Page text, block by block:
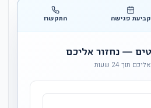
קביעת פגישה התקשרו
— נחזור אליכם
תוך 24 שעות